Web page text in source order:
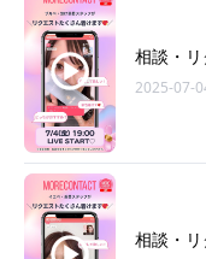
相談・
2025-07-
相談・